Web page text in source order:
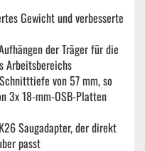
Gewicht und verbesserte
der Träger für die
Arbeitsbereichs
von 57 mm, so
3x 18-mm-OSB-Platten
Saugadapter, der direkt
passt